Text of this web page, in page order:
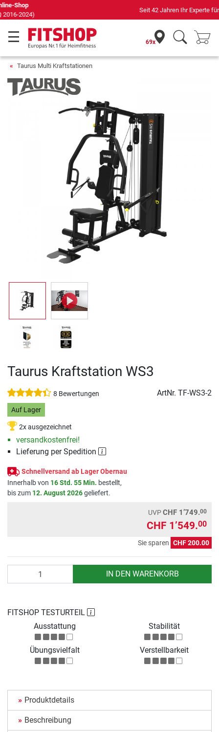
Seit 42 Jahren Ihr Experte für Heimfitness
69x
Taurus Multi Kraftstationen
Taurus Kraftstation WS3
8 Bewertungen ArtNr. TF-WS3-2
Auf Lager
2x ausgezeichnet
versandkostenfrei!
Lieferung per Spedition
Schnellversand ab Lager Obernau
Innerhalb von 16 Std. 55 Min. bestellt,
bis zum 12. August 2026geliefert.
UVPCHF 1’749.00
CHF 1’549.00
Sie sparen CHF 200.00
IN DEN WARENKORB
FITSHOP TESTURTEIL
Ausstattung
Stabilität
Übungsvielfalt Verstellbarkeit
Produktdetails
Beschreibung